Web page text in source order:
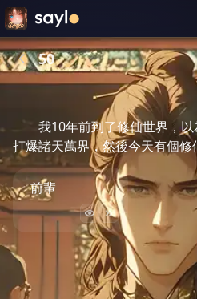
50
我10年前到了修仙世界，
打爆諸天萬界，然後今天有個修
前輩